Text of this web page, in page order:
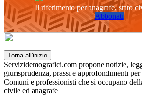
Il riferimento per anagrafe, stato
Abbonati
Torna all'inizio
Servizidemografici.com propone notizie,
giurisprudenza, prassi e approfondimenti
Comuni e professionisti che si occupano
civile ed anagrafe